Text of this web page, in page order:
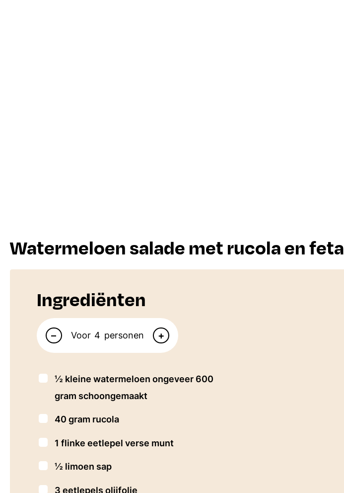
Watermeloen salade met rucola en feta
Ingrediënten
Aantal personen
– Voor personen +
▢
½ kleine watermeloen ongeveer 600
gram schoongemaakt
▢
40 gram rucola
▢
1 flinke eetlepel verse munt
▢
½ limoen sap
▢
3 eetlepels olijfolie